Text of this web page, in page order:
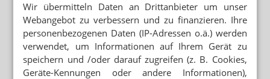
Wir übermitteln Daten an Drittanbieter um unser
Webangebot zu verbessern und zu finanzieren. Ihre
personenbezogenen Daten (IP-Adressen o.ä.) werden
verwendet, um Informationen auf Ihrem Gerät zu
speichern und /oder darauf zugreifen (z. B. Cookies,
Geräte-Kennungen oder andere Informationen),
LIEFERSERVICE
Nordbrief fährt Arzneimittel aus
BOTENDIENST
Apo-Express liefert ab 7 Uhr morgens